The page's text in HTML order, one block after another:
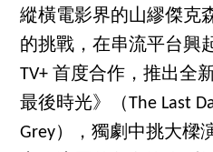
縱橫電影界的山繆傑克
的挑戰，在串流平台興
TV+ 首度合作，推出全
最後時光》（The Last
Grey），獨劇中挑大樑